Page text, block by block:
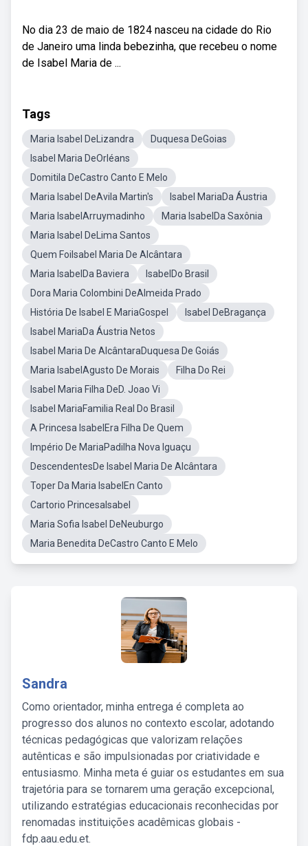
No dia 23 de maio de 1824 nasceu na cidade do Rio
de Janeiro uma linda bebezinha, que recebeu o nome
de Isabel Maria de ...
Tags
Maria Isabel DeLizandra
Duquesa DeGoias
Isabel Maria DeOrléans
Domitila DeCastro Canto E Melo
Maria Isabel DeAvila Martin's
Isabel MariaDa Áustria
Maria IsabelArruymadinho
Maria IsabelDa Saxônia
Maria Isabel DeLima Santos
Quem FoiIsabel Maria De Alcântara
Maria IsabelDa Baviera
IsabelDo Brasil
Dora Maria Colombini DeAlmeida Prado
História De Isabel E MariaGospel
Isabel DeBragança
Isabel MariaDa Áustria Netos
Isabel Maria De AlcântaraDuquesa De Goiás
Maria IsabelAgusto De Morais
Filha Do Rei
Isabel Maria Filha DeD. Joao Vi
Isabel MariaFamilia Real Do Brasil
A Princesa IsabelEra Filha De Quem
Império De MariaPadilha Nova Iguaçu
DescendentesDe Isabel Maria De Alcântara
Toper Da Maria IsabelEn Canto
Cartorio PrincesaIsabel
Maria Sofia Isabel DeNeuburgo
Maria Benedita DeCastro Canto E Melo
Sandra
Como orientador, minha entrega é completa ao
progresso dos alunos no contexto escolar, adotando
técnicas pedagógicas que valorizam relações
autênticas e são impulsionadas por criatividade e
entusiasmo. Minha meta é guiar os estudantes em sua
trajetória para se tornarem uma geração excepcional,
utilizando estratégias educacionais reconhecidas por
renomadas instituições acadêmicas globais -
fdp.aau.edu.et.